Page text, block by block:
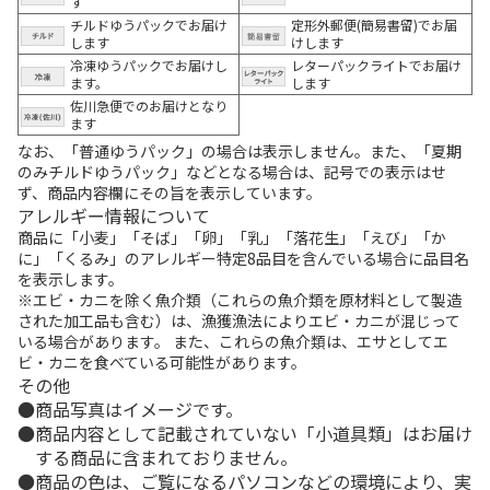
チルドゆうパックでお届け
します
定形外郵便(簡易書留)でお届
けします
冷凍ゆうパックでお届けし
ます。
レターパックライトでお届け
します
佐川急便でのお届けとなり
ます
なお、「普通ゆうパック」の場合は表示しません。また、「夏期
のみチルドゆうパック」などとなる場合は、記号での表示はせ
ず、商品内容欄にその旨を表示しています。
アレルギー情報について
商品に「小麦」「そば」「卵」「乳」「落花生」「えび」「か
に」「くるみ」のアレルギー特定8品目を含んでいる場合に品目名
を表示します。
※エビ・カニを除く魚介類（これらの魚介類を原材料として製造
された加工品も含む）は、漁獲漁法によりエビ・カニが混じって
いる場合があります。 また、これらの魚介類は、エサとしてエ
ビ・カニを食べている可能性があります。
その他
商品写真はイメージです。
商品内容として記載されていない「小道具類」はお届け
する商品に含まれておりません。
商品の色は、ご覧になるパソコンなどの環境により、実